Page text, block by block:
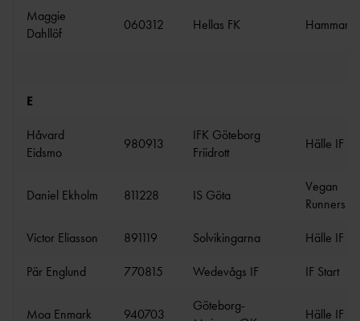
FRIIDROTTSSHOPP
EN
FOLKSA
SCANDI
C
EL
LINE
UNISPOR
MA
TEKNISK
LEDARE
UTBILDAR
E
UTBILDNINGSANSVARIGA I VÅRA
NIO DISTRIKT
Maggie
Dahllöf
060312 Hellas FK
E
Håvard
Eidsmo
980913
IFK Göteborg
Friidrott
Hälle IF
Daniel Ekholm 811228 IS Göta
Vegan
Runners IK
Victor Eliasson
891119 Solvikingarna
Hälle IF
Pär Englund
770815 Wedevågs IF IF Start
Moa Enmark 940703
Göteborg-
Hälle IF